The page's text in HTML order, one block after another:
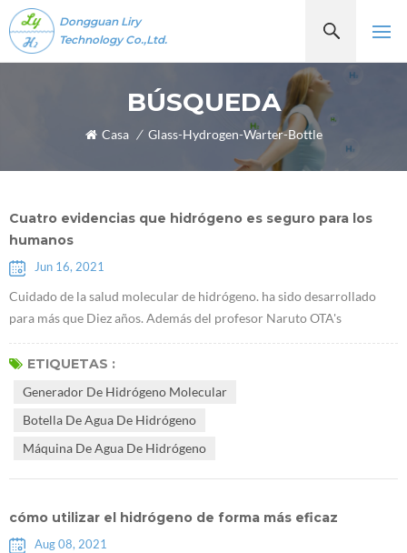
Dongguan Liry
Technology Co.,Ltd.
BÚSQUEDA
Casa / Glass-Hydrogen-Warter-Bottle
Cuatro evidencias que hidrógeno es seguro para los
humanos
Jun 16, 2021
Cuidado de la salud molecular de hidrógeno. ha sido desarrollado
para más que Diez años. Además del profesor Naruto OTA's
descubrimiento de que Moléculas de hidrógenoTienen propiedades
antioxidantes selectivas en 2007, algunos académicos han
ciertos citoquinas. A medi...
ETIQUETAS :
Generador De Hidrógeno Molecular
Botella De Agua De Hidrógeno
Máquina De Agua De Hidrógeno
cómo utilizar el hidrógeno de forma más eficaz
Aug 08, 2021